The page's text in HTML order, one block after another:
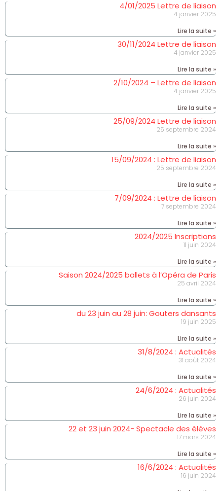
4/01/2025 Lettre de liaison
4 janvier 2025
Lire la suite »
30/11/2024 Lettre de liaison
4 janvier 2025
Lire la suite »
2/10/2024 – Lettre de liaison
4 janvier 2025
Lire la suite »
25/09/2024 Lettre de liaison
25 septembre 2024
Lire la suite »
15/09/2024 : Lettre de liaison
25 septembre 2024
Lire la suite »
7/09/2024 : Lettre de liaison
7 septembre 2024
Lire la suite »
2024/2025 Inscriptions
11 juin 2024
Lire la suite »
Saison 2024/2025 ballets à l’Opéra de Paris
25 avril 2024
Lire la suite »
du 23 juin au 28 juin: Gouters dansants
19 juin 2025
Lire la suite »
31/8/2024 : Actualités
31 août 2024
Lire la suite »
24/6/2024 : Actualités
26 juin 2024
Lire la suite »
22 et 23 juin 2024- Spectacle des élèves
17 mars 2024
Lire la suite »
16/6/2024 : Actualités
16 juin 2024